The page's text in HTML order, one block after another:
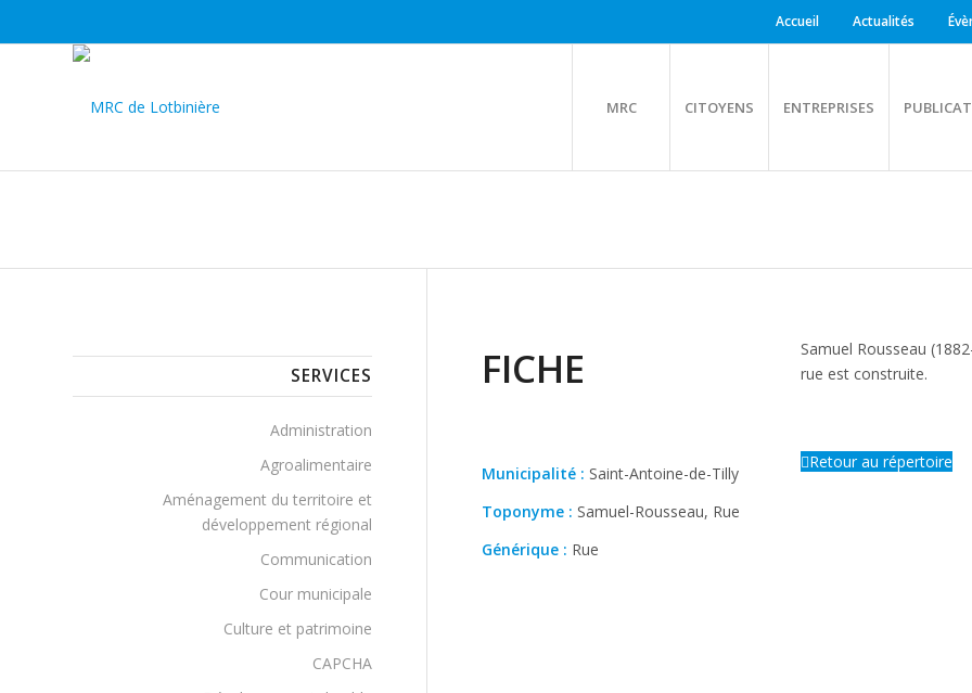
Accueil Actualités
MRC CITOYENS ENTREPRISES
FICHE
Municipalité : Saint-Antoine-de-Tilly
Toponyme : Samuel-Rousseau, Rue
Générique : Rue
Samuel Rousseau
rue est construite.
Retour au répertoire
SERVICES
Administration
Agroalimentaire
Aménagement du territoire et
développement régional
Communication
Cour municipale
Culture et patrimoine
CAPCHA